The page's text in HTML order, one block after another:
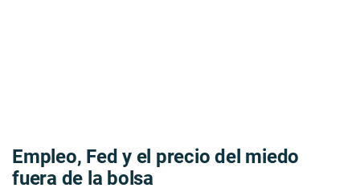
Empleo, Fed y el precio del miedo
fuera de la bolsa